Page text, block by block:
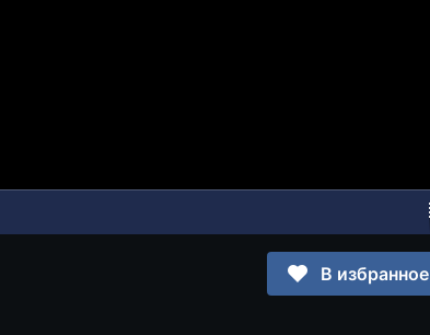
В избранное